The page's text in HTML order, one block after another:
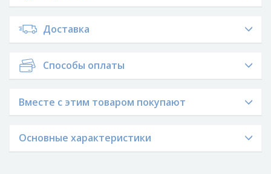
Основные характеристики
Доставка
Способы оплаты
Вместе с этим товаром покупают